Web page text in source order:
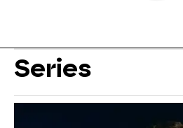
Series